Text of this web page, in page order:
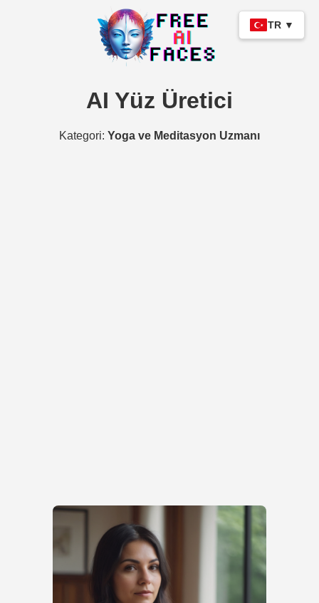
TR ▼
AI Yüz Üretici
Kategori: Yoga ve Meditasyon Uzmanı